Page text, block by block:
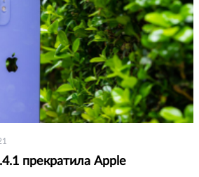
прекратила Apple